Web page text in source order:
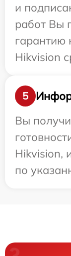
и
работ Вы
гарантию
Hikvision
5
Вы
Hikvision,
по